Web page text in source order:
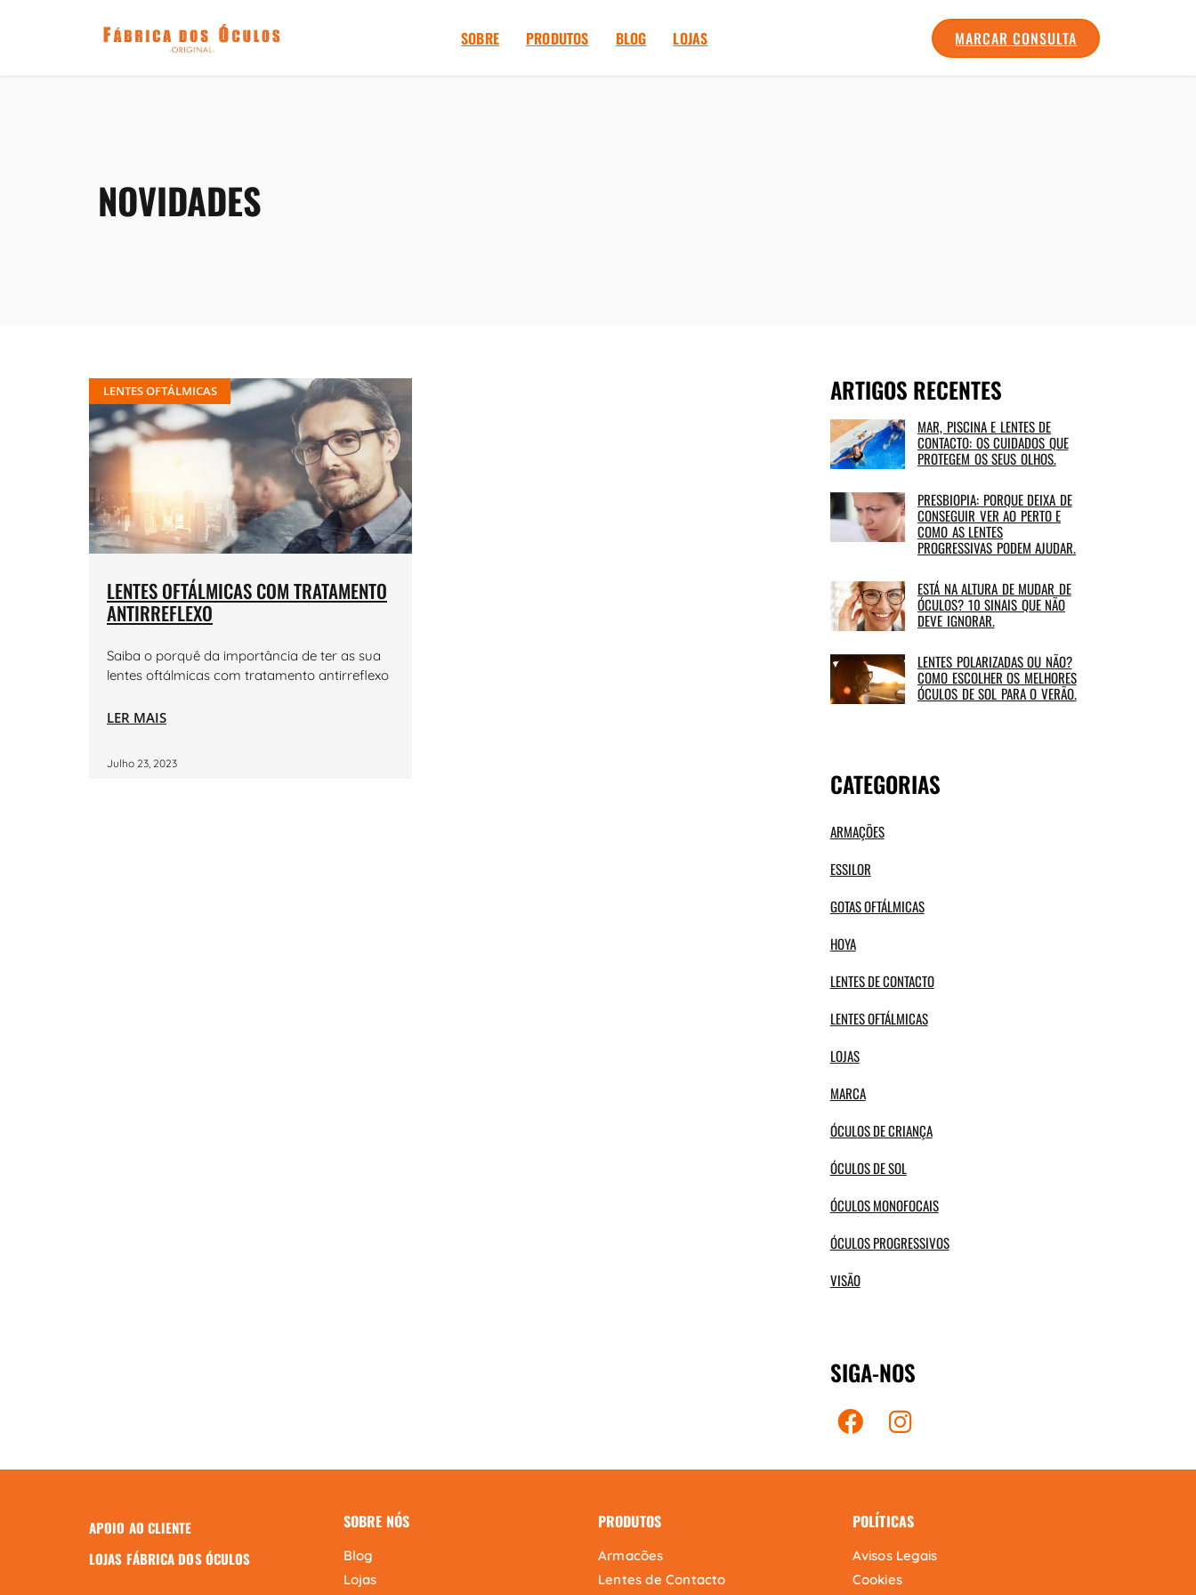
SOBRE PRODUTOS BLOG LOJAS MARCAR CONSULTA
NOVIDADES
LENTES OFTÁLMICAS
LENTES OFTÁLMICAS COM TRATAMENTO
ANTIRREFLEXO
Saiba o porquê da importância de ter as sua
lentes oftálmicas com tratamento antirreflexo
LER MAIS
Julho 23, 2023
ARTIGOS RECENTES
MAR, PISCINA E LENTES DE
CONTACTO: OS CUIDADOS QUE
PROTEGEM OS SEUS OLHOS.
PRESBIOPIA: PORQUE DEIXA DE
CONSEGUIR VER AO PERTO E
COMO AS LENTES
PROGRESSIVAS PODEM AJUDAR.
ESTÁ NA ALTURA DE MUDAR DE
ÓCULOS? 10 SINAIS QUE NÃO
DEVE IGNORAR.
LENTES POLARIZADAS OU NÃO?
COMO ESCOLHER OS MELHORES
ÓCULOS DE SOL PARA O VERÃO.
CATEGORIAS
ARMAÇÕES
ESSILOR
GOTAS OFTÁLMICAS
HOYA
LENTES DE CONTACTO
LENTES OFTÁLMICAS
LOJAS
MARCA
ÓCULOS DE CRIANÇA
ÓCULOS DE SOL
ÓCULOS MONOFOCAIS
ÓCULOS PROGRESSIVOS
VISÃO
SIGA-NOS
APOIO AO CLIENTE
LOJAS FÁBRICA DOS ÓCULOS
SOBRE NÓS
Blog
Lojas
PRODUTOS
Armacões
Lentes de Contacto
POLÍTICAS
Avisos Legais
Cookies